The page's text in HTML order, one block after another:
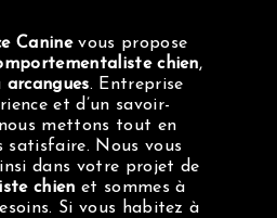
Caninevous propose
chien,
arcangues. Entreprise
et d’un savoir-
mettons tout en
satisfaire. Nous vous
dans votre projet de
chien et sommes à
Si vous habitez à